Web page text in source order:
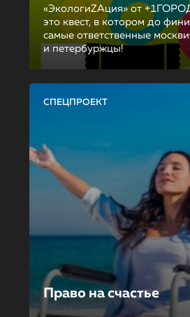
«ЭкологиZAция» от
это квест, в котором до
самые ответственные
и петербуржцы!
СПЕЦПРОЕКТ
Право на счастье